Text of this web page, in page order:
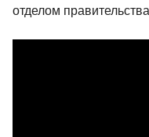
отделом